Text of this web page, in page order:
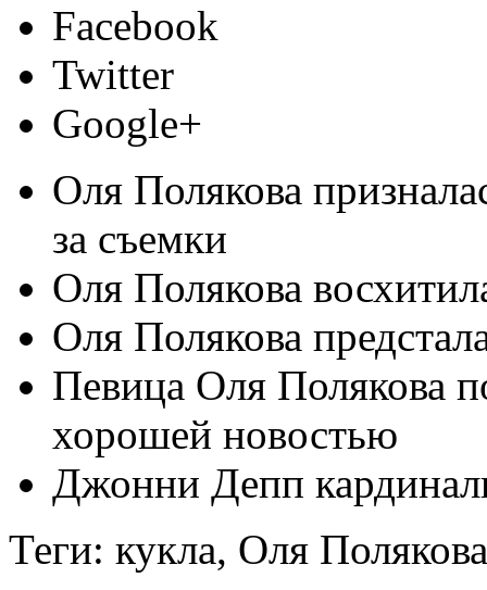
Facebook
Twitter
Google+
Оля Полякова
за съемки
Оля Полякова
Оля Полякова
Певица Оля Полякова
хорошей новостью
Джонни Депп
Теги: кукла, Оля